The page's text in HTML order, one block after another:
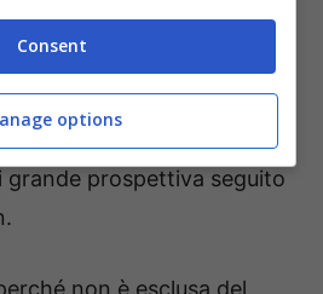
12 milioni e quindi più
invece in Francia: si
grande prospettiva seguito
Consent
options